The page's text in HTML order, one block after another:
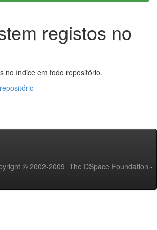
registos no
no índice em todo repositório.
© 2002-2009 The DSpace Foundation -